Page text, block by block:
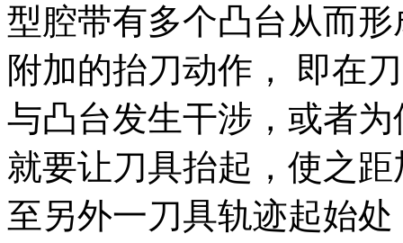
型腔带有多个凸台从而
附加的抬刀动作， 即在
与凸台发生干涉，或者
就要让刀具抬起，使之
至另外一刀具轨迹起始